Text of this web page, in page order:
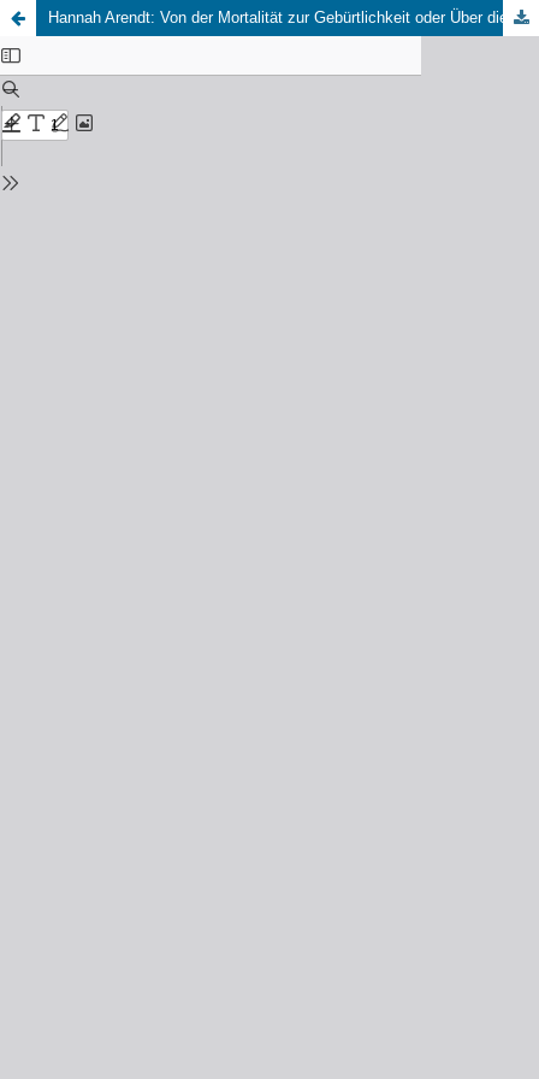
Hannah Arendt: Von der Mortalität zur Gebürtlichkeit oder Über die Fähigkeit, neu zu beginnen